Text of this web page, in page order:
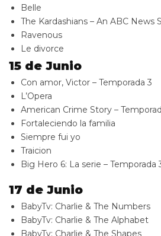
Belle
The Kardashians – An ABC News
Ravenous
Le divorce
15 de Junio
Con amor, Victor – Temporada 3
L’Opera
American Crime Story –
Fortaleciendo la familia
Siempre fui yo
Traicion
Big Hero 6: La serie – Temporada
17 de Junio
BabyTv: Charlie & The Numbers
BabyTv: Charlie & The Alphabet
BabyTv: Charlie & The Shapes